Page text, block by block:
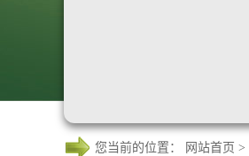
您当前的位置： 网站首页 >